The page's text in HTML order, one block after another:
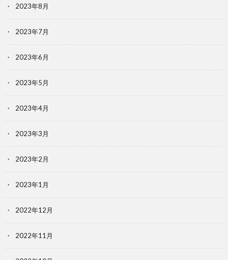
2023年8月
2023年7月
2023年6月
2023年5月
2023年4月
2023年3月
2023年2月
2023年1月
2022年12月
2022年11月